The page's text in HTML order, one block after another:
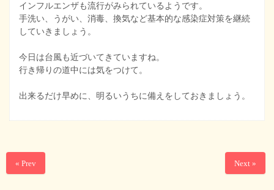
インフルエンザも流行がみられているようです。
手洗い、うがい、消毒、換気など基本的な感染症対策を継続
していきましょう。
今日は台風も近づいてきていますね。
行き帰りの道中には気をつけて。
出来るだけ早めに、明るいうちに備えをしておきましょう。
« Prev Next »